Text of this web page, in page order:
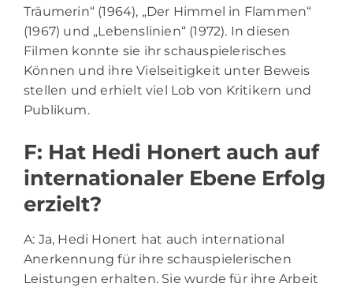
Träumerin“ (1964), „Der Himmel in Flammen“
(1967) und „Lebenslinien“ (1972). In diesen
Filmen konnte sie ihr schauspielerisches
Können und ihre Vielseitigkeit unter Beweis
stellen und erhielt viel Lob von Kritikern und
Publikum.
F: Hat Hedi Honert auch auf
internationaler Ebene Erfolg
erzielt?
A: Ja, Hedi Honert hat auch international
Anerkennung für ihre schauspielerischen
Leistungen erhalten. Sie wurde für ihre Arbeit